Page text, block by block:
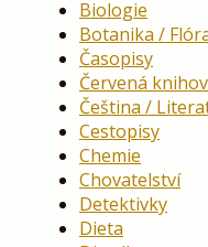
Biologie
Botanika /
Časopisy
Červená
Čeština /
Cestopisy
Chemie
Chovatelství
Detektivky
Dieta